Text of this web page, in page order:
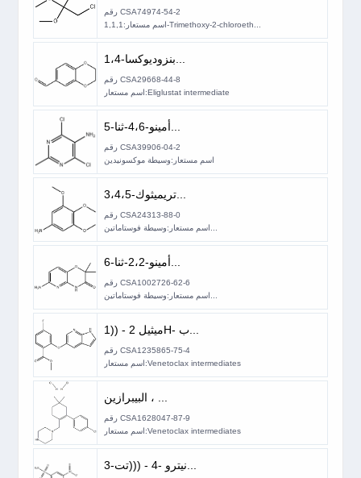
رقم CSA74974-54-2
اسم مستعار:1,1,1-Trimethoxy-2-chloroeth...
رقم CSA29668-44-8
اسم مستعار:Eliglustat intermediate
رقم CSA39906-04-2
اسم مستعار:وسيطة موكسونيدين
3،4،5-تريميثوك...
رقم CSA24313-88-0
رقم CSA1002726-62-6
رقم CSA1235865-75-4
اسم مستعار:Venetoclax intermediates
البيبرازين ، ...
رقم CSA1628047-87-9
اسم مستعار:Venetoclax intermediates